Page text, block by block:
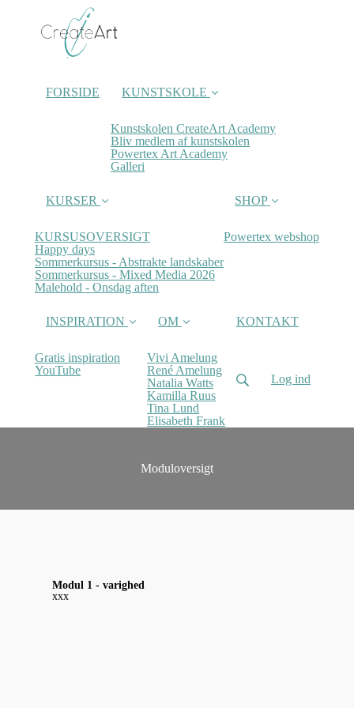
FORSIDE KUNSTSKOLE
Kunstskolen CreateArt Academy
Bliv medlem af kunstskolen
Powertex Art Academy
Galleri
KURSER
KURSUSOVERSIGT
Happy days
Sommerkursus - Abstrakte landskaber
Sommerkursus - Mixed Media 2026
Malehold - Onsdag aften
SHOP
Powertex webshop
INSPIRATION
Gratis inspiration
YouTube
OM
Vivi Amelung
René Amelung
Natalia Watts
Kamilla Ruus
Tina Lund
Elisabeth Frank
KONTAKT
Log ind
Moduloversigt
Modul 1 - varighed
xxx